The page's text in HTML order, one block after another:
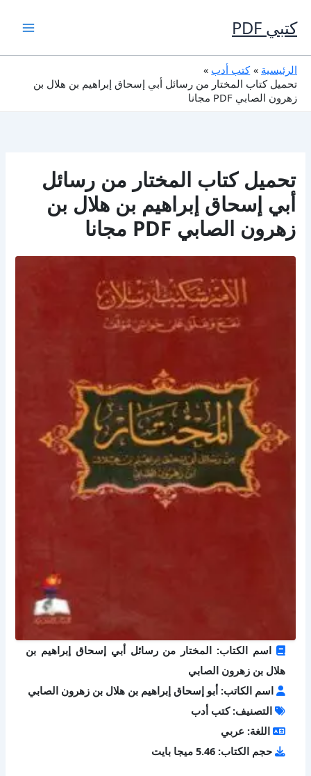
إلى
المحتوى
كتبي PDF
الرئيسية
كتب أدب
تحميل كتاب المختار من رسائل أبي إسحاق إبراهيم بن هلال بن
زهرون الصابي PDF مجانا
تحميل كتاب المختار من رسائل
أبي إسحاق إبراهيم بن هلال بن
زهرون الصابي PDF مجانا
اسم الكتاب: المختار من رسائل أبي إسحاق إبراهيم بن
هلال بن زهرون الصابي
اسم الكاتب: أبو إسحاق إبراهيم بن هلال بن زهرون الصابي
التصنيف: كتب أدب
اللغة: عربي
حجم الكتاب: 5.46 ميجا بايت